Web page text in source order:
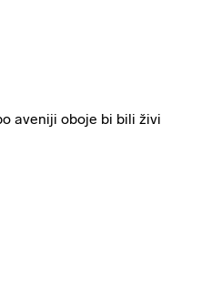
aveniji oboje bi bili živi